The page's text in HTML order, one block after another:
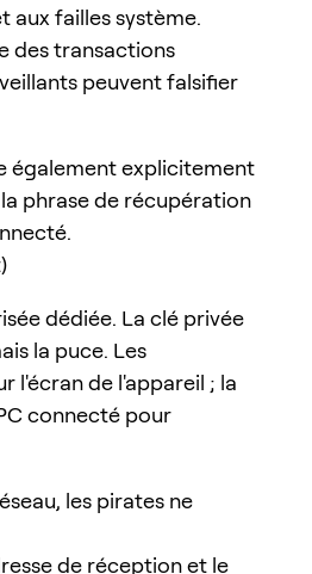
aux failles système.
des transactions
peuvent falsifier
également explicitement
phrase de récupération
dédiée. La clé privée
la puce. Les
l'écran de l'appareil ; la
connecté pour
les pirates ne
de réception et le